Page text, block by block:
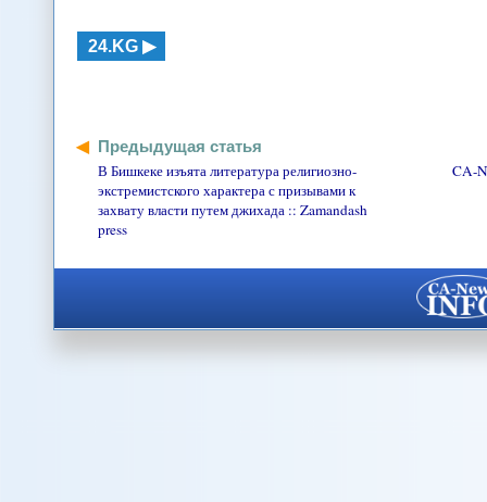
24.KG
Предыдущая статья
В Бишкеке изъята литература религиозно-
экстремистского характера с призывами к
захвату власти путем джихада :: Zamandash
press
CA-